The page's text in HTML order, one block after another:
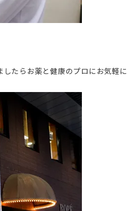
たらお薬と健康のプロにお気軽に